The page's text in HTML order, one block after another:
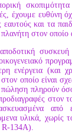
έχουμε ευθύνη
και τα
στον
ενέργεια (και
οποίο είναι
πληρούν
στον
από
υλικά, χωρίς
R-134A).